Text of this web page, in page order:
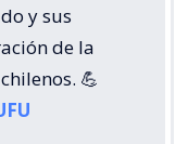
y sus
de la
💪